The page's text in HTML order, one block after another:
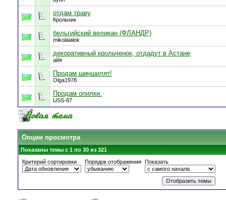
отдам траву
Крольчик
бельгийский великан (ФЛАНДР)
mikolaialok
декоративный крольченок, отдадут в Астане
айя
Продам шиншилят!
Olga1978
Продам опилки.
USS-87
Опции просмотра
Показаны темы с 1 по 30 из 321
Критерий сортировки
Порядок отображения Показать